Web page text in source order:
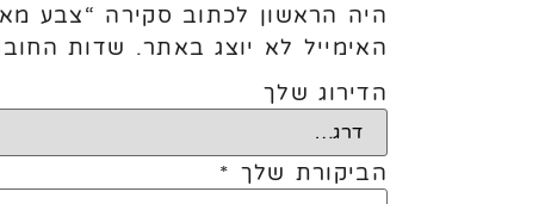
היה הראשון לכתוב סקירה “צבע
האימייל לא יוצג באתר. שדות
הדירוג שלך
הביקורת שלך *